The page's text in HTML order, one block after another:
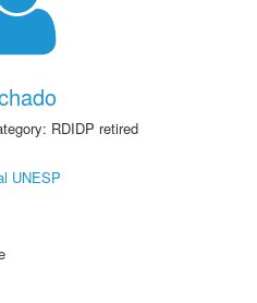
RDIDP retired
UNESP